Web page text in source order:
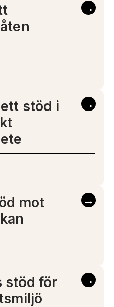
→
stöd i
→
mot
→
stöd för
→